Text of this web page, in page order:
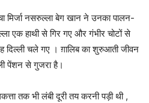
मिर्जा नसरुल्ला बेग खान ने उनका पालन-
एक हाथी से गिर गए और गंभीर चोटों से
दिल्ली चले गए । ग़ालिब का शुरुआती जीवन
पेंशन से गुजरा है।
तक भी लंबी दूरी तय करनी पड़ी थी ,